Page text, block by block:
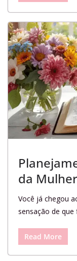
da
Você já chegou
sensação de
Read More